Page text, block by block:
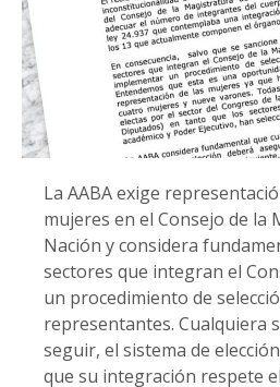
La AABA exige
mujeres en el Consejo de la
Nación y considera
sectores que integran el
un procedimiento de
representantes. Cualquiera
seguir, el sistema de
que su integración respete